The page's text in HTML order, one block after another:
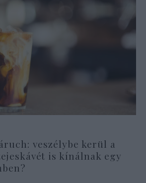
veszélybe kerül a
is kínálnak egy